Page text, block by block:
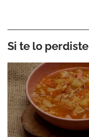
Si te lo perdiste